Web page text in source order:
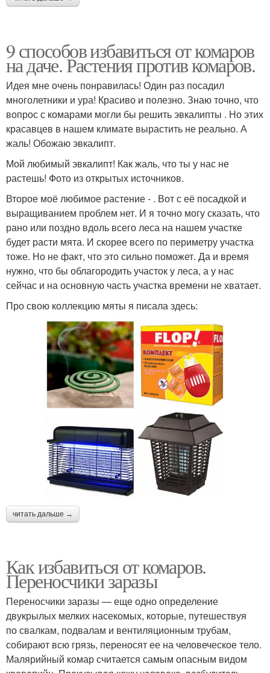
9 способов избавиться от комаров
на даче. Растения против комаров.
Идея мне очень понравилась! Один раз посадил
многолетники и ура! Красиво и полезно. Знаю точно, что
вопрос с комарами могли бы решить эвкалипты . Но этих
красавцев в нашем климате вырастить не реально. А
жаль! Обожаю эвкалипт.
Мой любимый эвкалипт! Как жаль, что ты у нас не
растешь! Фото из открытых источников.
Второе моё любимое растение - . Вот с её посадкой и
выращиванием проблем нет. И я точно могу сказать, что
рано или поздно вдоль всего леса на нашем участке
будет расти мята. И скорее всего по периметру участка
тоже. Но не факт, что это сильно поможет. Да и время
нужно, что бы облагородить участок у леса, а у нас
сейчас и на основную часть участка времени не хватает.
Про свою коллекцию мяты я писала здесь:
читать дальше →
Как избавиться от комаров.
Переносчики заразы
Переносчики заразы — еще одно определение
двукрылых мелких насекомых, которые, путешествуя
по свалкам, подвалам и вентиляционным трубам,
собирают всю грязь, переносят ее на человеческое тело.
Малярийный комар считается самым опасным видом